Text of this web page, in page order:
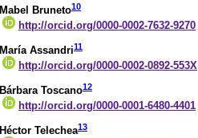
Mabel Bruneto10
http://orcid.org/0000-0002-7632-9270
María Assandri11
http://orcid.org/0000-0002-0892-553X
Bárbara Toscano12
http://orcid.org/0000-0001-6480-4401
Héctor Telechea13